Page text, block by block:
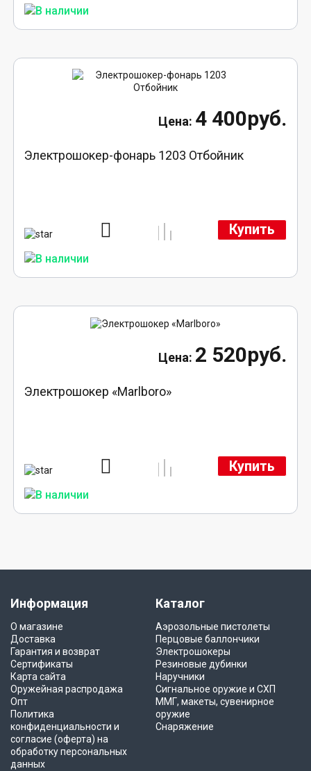
4 400руб.
Электрошокер-фонарь 1203 Отбойник
Купить
2 520руб.
Электрошокер «Marlboro»
Купить
Информация
О магазине
Доставка
Гарантия и возврат
Сертификаты
Карта сайта
Оружейная распродажа
Опт
Политика
конфиденциальности и
согласие (оферта) на
обработку персональных
данных
Каталог
Аэрозольные пистолеты
Перцовые баллончики
Электрошокеры
Резиновые дубинки
Наручники
Сигнальное оружие и СХП
ММГ, макеты, сувенирное
оружие
Снаряжение